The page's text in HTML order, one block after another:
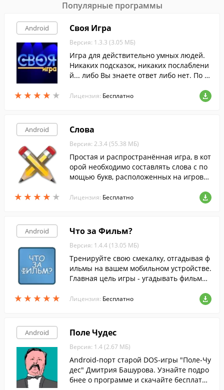
Популярные программы
Android
★ ★ ★ ★ ★
★ ★ ★ ★ ★
Своя Игра
Версия: 1.3.3 (3.05 МБ)
Игра для действительно умных людей.
Никаких подсказок, никаких послаблени
й... либо Вы знаете ответ либо нет. По м
pardy ).
Лицензия: Бесплатно
Android
★ ★ ★ ★ ★
★ ★ ★ ★ ★
Слова
Версия: 2.3.4 (55.38 МБ)
Простая и распространённая игра, в кот
орой необходимо составлять слова с по
мощью букв, расположенных на игрово
Лицензия: Бесплатно
Android
★ ★ ★ ★ ★
★ ★ ★ ★ ★
Что за Фильм?
Версия: 1.4.4 (13.05 МБ)
Тренируйте свою смекалку, отгадывая ф
ильмы на вашем мобильном устройстве.
Главная цель игры - угадывать фильмы
Лицензия: Бесплатно
Android Поле Чудес
Версия: 1.4 (2.67 МБ)
Android-порт старой DOS-игры "Поле-Чу
дес" Дмитрия Башурова. Узнайте подро
бнее о программе и скачайте бесплатн